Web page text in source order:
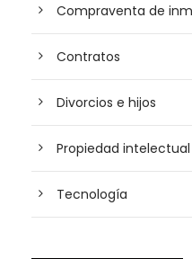
Compraventa de
Contratos
Divorcios e hijos
Propiedad intelectual
Tecnología